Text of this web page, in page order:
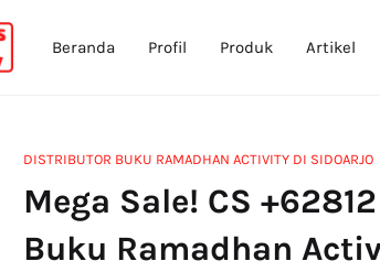
Beranda Profil Produk Artikel
DISTRIBUTOR BUKU RAMADHAN ACTIVITY DI SIDOARJO
Mega Sale! CS
Buku Ramadhan